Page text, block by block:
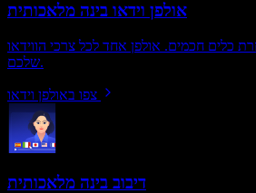
אולפן וידאו בינה מלאכותית
כלים חכמים. אולפן אחד לכל צרכי הווידאו
שלכם.
צפו באולפן וידאו
דיבוב בינה מלאכותית